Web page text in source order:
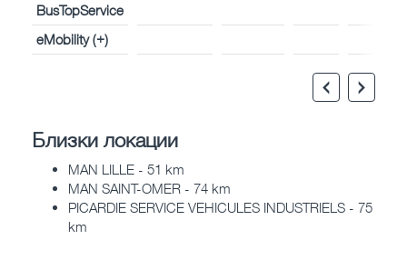
BusTopService
eMobility (+)
Близки локации
MAN LILLE - 51 km
MAN SAINT-OMER - 74 km
PICARDIE SERVICE VEHICULES INDUSTRIELS - 75
km